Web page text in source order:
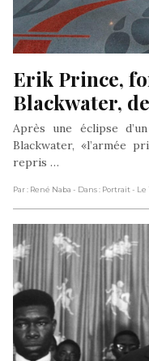
Erik Prince,
Blackwater,
Après une éclipse
Blackwater, «l’armée
repris …
Par : René Naba - Dans : Portrait- Le